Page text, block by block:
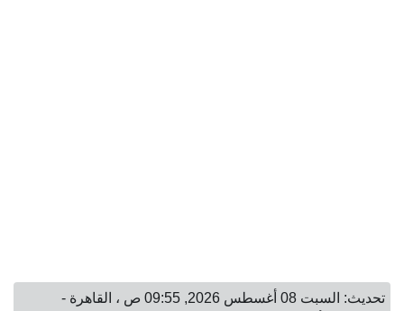
تحديث: السبت 08 أغسطس 2026, 09:55 ص ، القاهرة -